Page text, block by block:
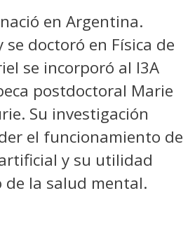
en Argentina.
se doctoró en Física de
se incorporó al I3A
postdoctoral Marie
Su investigación
el funcionamiento de
y su utilidad
de la salud mental.